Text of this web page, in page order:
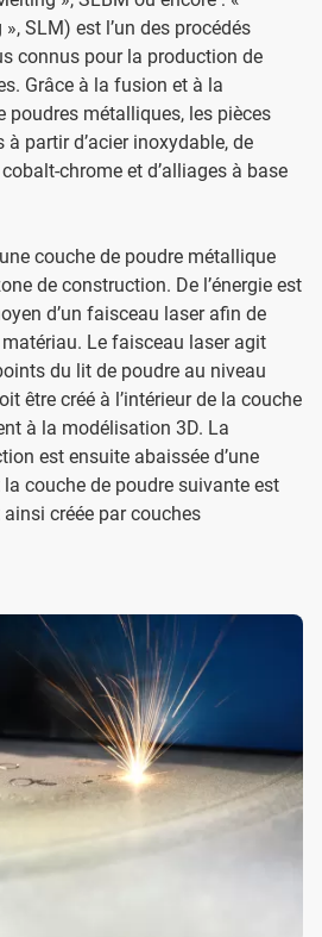
SLM) est l’un des procédés
connus pour la production de
Grâce à la fusion et à la
métalliques, les pièces
partir d’acier inoxydable, de
chrome et d’alliages à base
couche de poudre métallique
de construction. De l’énergie est
d’un faisceau laser afin de
Le faisceau laser agit
du lit de poudre au niveau
être créé à l’intérieur de la couche
à la modélisation 3D. La
est ensuite abaissée d’une
couche de poudre suivante est
créée par couches